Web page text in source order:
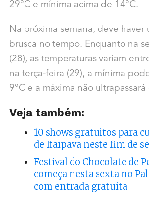
29°C e mínima acima de 14°C.
Na próxima semana, deve haver
brusca no tempo. Enquanto na
(28), as temperaturas variam
na terça-feira (29), a mínima
9°C e a máxima não ultrapassará
Veja também:
10 shows gratuitos para
de Itaipava neste fim de
Festival do Chocolate de
começa nesta sexta no
com entrada gratuita